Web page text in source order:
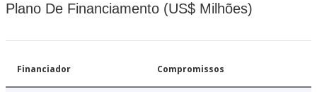
Plano De Financiamento (US$ Milhões)
Financiador Compromissos